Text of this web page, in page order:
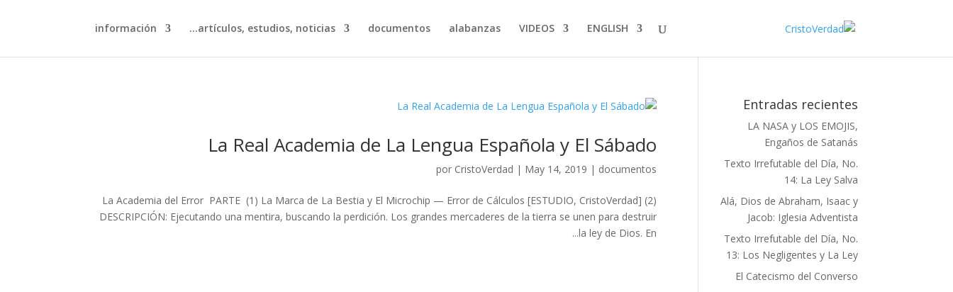
ENGLISH
VIDEOS
alabanzas
documentos
artículos, estudios, noticias…
información
La Real Academia de La Lengua Española y El Sábado
por CristoVerdad | May 14, 2019 | documentos
La Academia del Error PARTE (1) La Marca de La Bestia y El Microchip — Error de Cálculos [ESTUDIO, CristoVerdad] (2)
DESCRIPCIÓN: Ejecutando una mentira, buscando la perdición. Los grandes mercaderes de la tierra se unen para destruir
la ley de Dios. En...
Entradas recientes
LA NASA y LOS EMOJIS,
Engaños de Satanás
Texto Irrefutable del Día, No.
14: La Ley Salva
Alá, Dios de Abraham, Isaac y
Jacob: Iglesia Adventista
Texto Irrefutable del Día, No.
13: Los Negligentes y La Ley
El Catecismo del Converso